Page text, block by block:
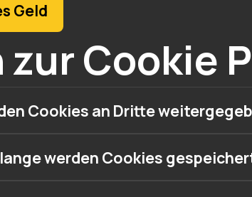
Geld
Cookie
Cookies an Dritte
werden Cookies